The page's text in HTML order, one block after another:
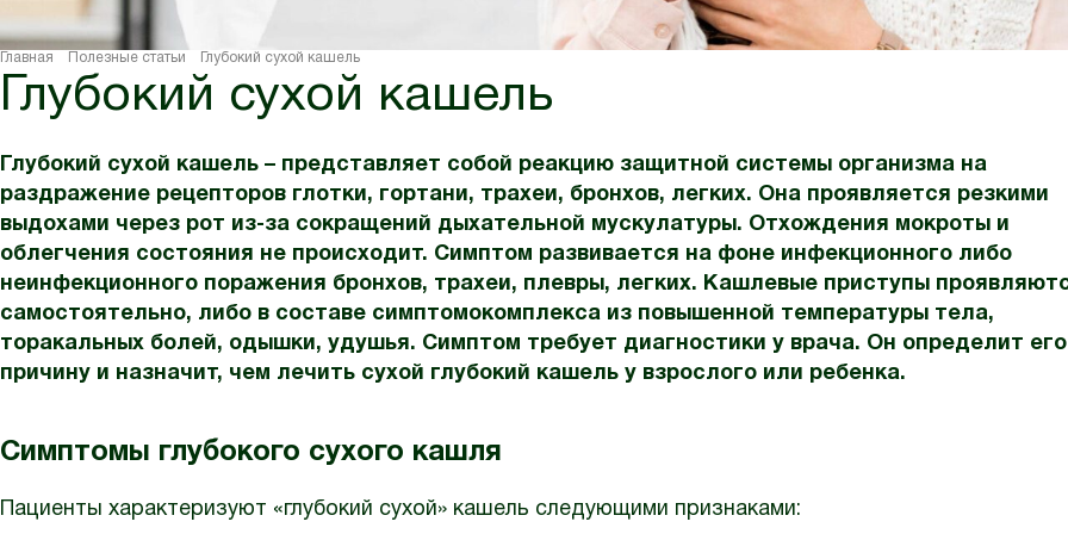
Главная Полезные статьи Глубокий сухой кашель
Глубокий сухой кашель
Глубокий сухой кашель – представляет собой реакцию защитной системы организма на
раздражение рецепторов глотки, гортани, трахеи, бронхов, легких. Она проявляется резкими
выдохами через рот из-за сокращений дыхательной мускулатуры. Отхождения мокроты и
облегчения состояния не происходит. Симптом развивается на фоне инфекционного либо
неинфекционного поражения бронхов, трахеи, плевры, легких. Кашлевые приступы
самостоятельно, либо в составе симптомокомплекса из повышенной температуры тела,
торакальных болей, одышки, удушья. Симптом требует диагностики у врача. Он определит его
причину и назначит, чем лечить сухой глубокий кашель у взрослого или ребенка.
Симптомы глубокого сухого кашля
Пациенты характеризуют «глубокий сухой» кашель следующими признаками: